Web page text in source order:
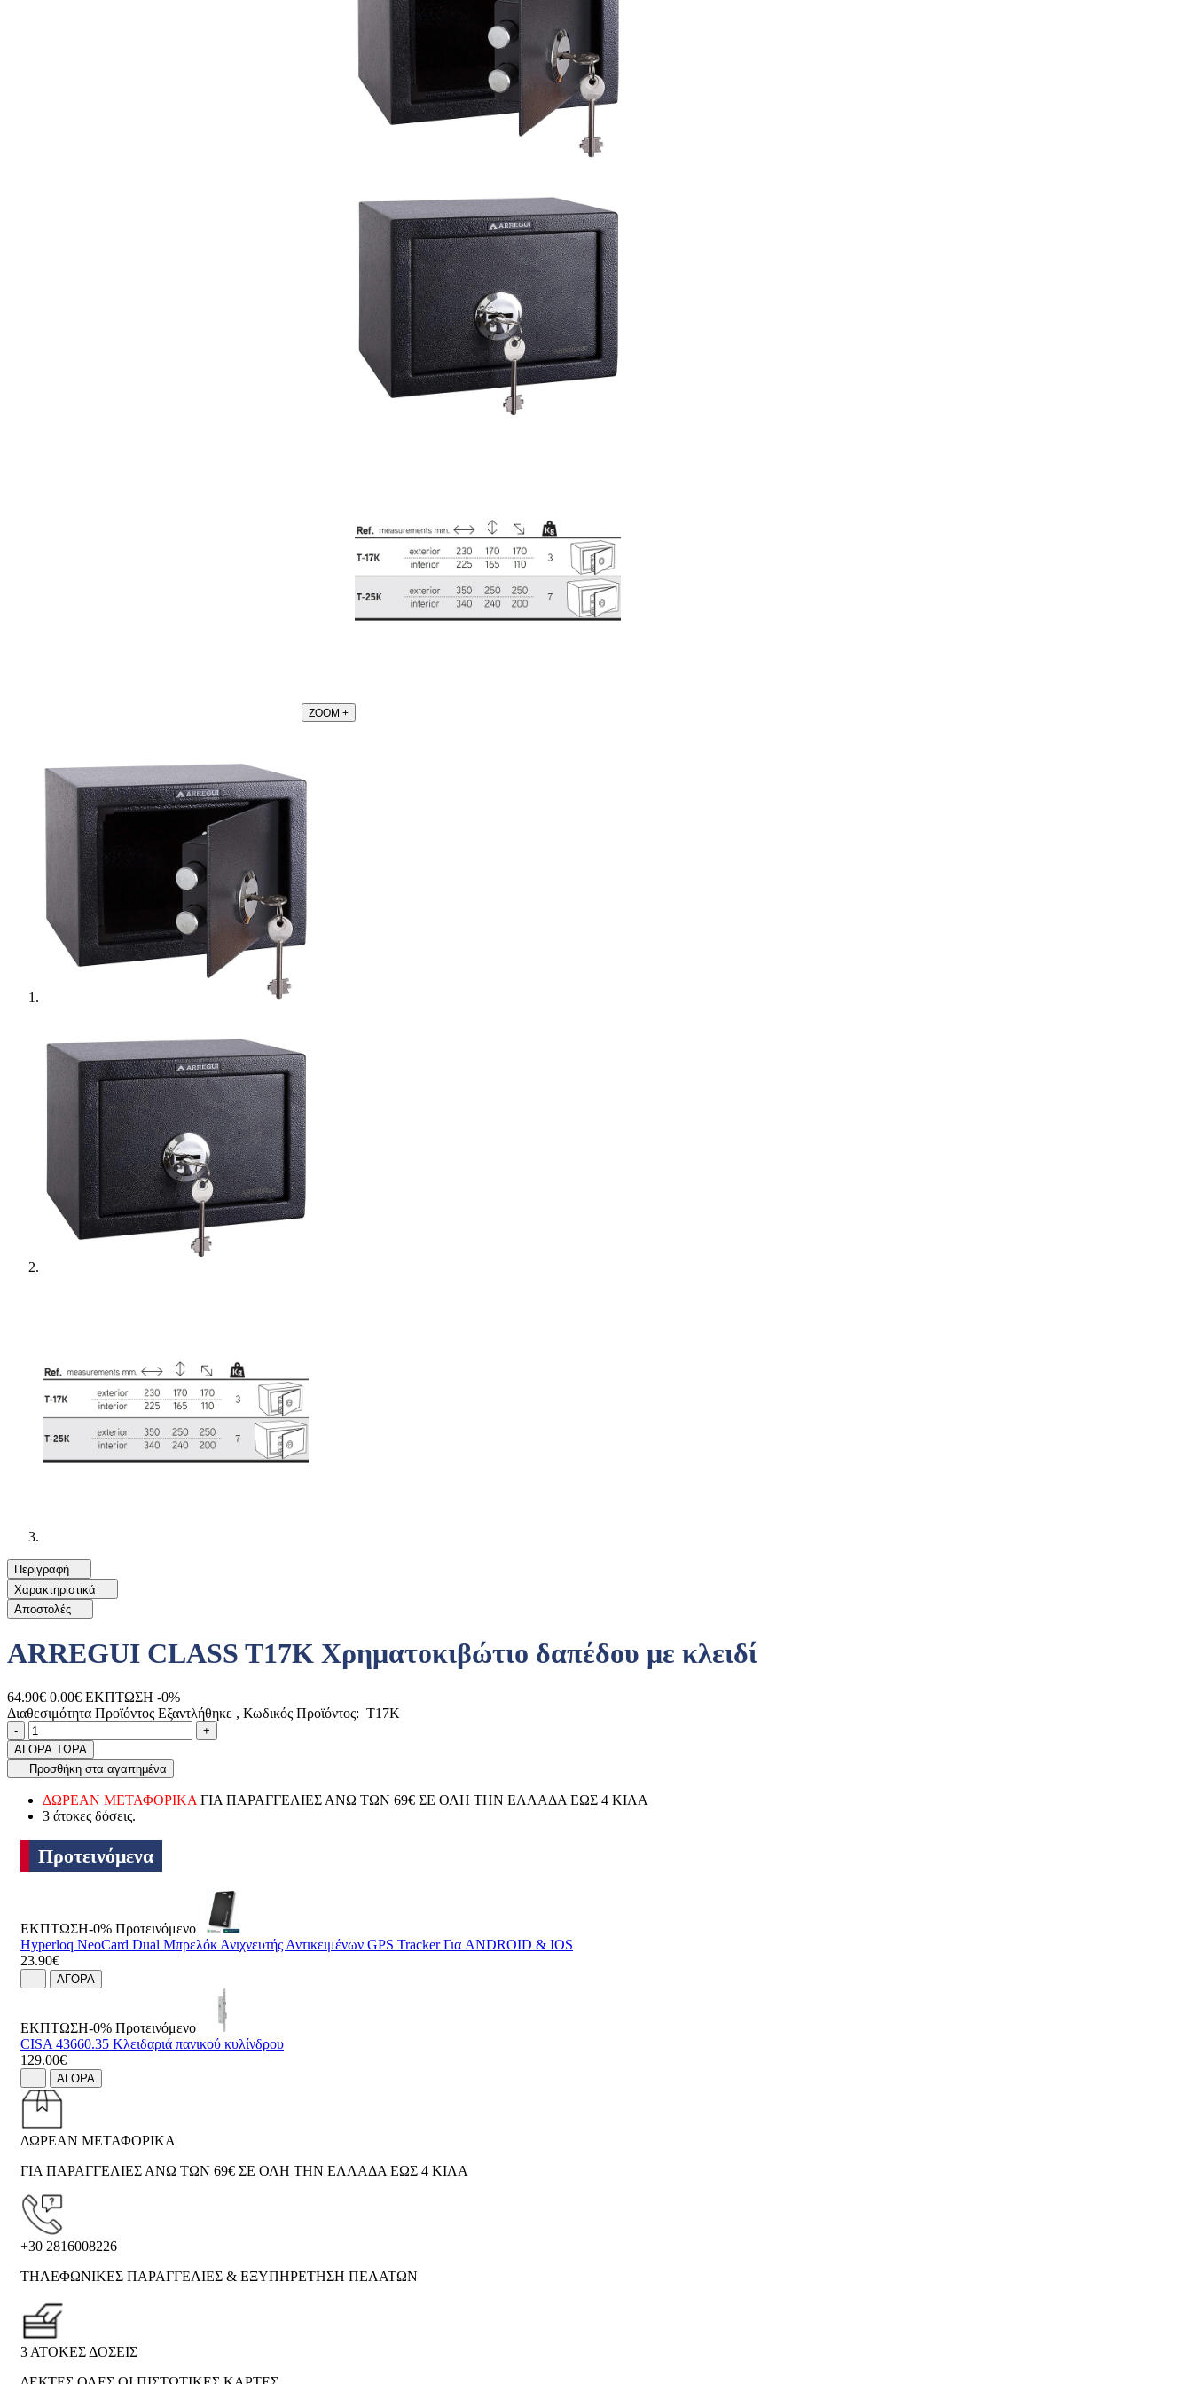
ZOOM +
Περιγραφή
Χαρακτηριστικά
Αποστολές
ARREGUI CLASS T17K Χρηματοκιβώτιο δαπέδου με κλειδί
64.90€ 0.00€ ΕΚΠΤΩΣΗ -0%
Διαθεσιμότητα Προϊόντος Εξαντλήθηκε , Κωδικός Προϊόντος: T17K
Ποσότητα
-product.increase.quantity +
ΑΓΟΡΑ ΤΩΡΑ
Προσθήκη στα αγαπημένα
ΔΩΡΕΑΝ ΜΕΤΑΦΟΡΙΚΑ ΓΙΑ ΠΑΡΑΓΓΕΛΙΕΣ ΑΝΩ ΤΩΝ 69€ ΣΕ ΟΛΗ ΤΗΝ ΕΛΛΑΔΑ ΕΩΣ 4 ΚΙΛΑ
3 άτοκες δόσεις.
Προτεινόμενα
ΕΚΠΤΩΣΗ-0% Προτεινόμενο
Hyperloq NeoCard Dual Μπρελόκ Ανιχνευτής Αντικειμένων GPS Tracker Για ANDROID & IOS
23.90€
ΑΓΟΡΑ
ΕΚΠΤΩΣΗ-0% Προτεινόμενο
CISA 43660.35 Κλειδαριά πανικού κυλίνδρου
129.00€
ΑΓΟΡΑ
ΔΩΡΕΑΝ ΜΕΤΑΦΟΡΙΚΑ
ΓΙΑ ΠΑΡΑΓΓΕΛΙΕΣ ΑΝΩ ΤΩΝ 69€ ΣΕ ΟΛΗ ΤΗΝ ΕΛΛΑΔΑ ΕΩΣ 4 ΚΙΛΑ
+30 2816008226
ΤΗΛΕΦΩΝΙΚΕΣ ΠΑΡΑΓΓΕΛΙΕΣ & ΕΞΥΠΗΡΕΤΗΣΗ ΠΕΛΑΤΩΝ
3 ΑΤΟΚΕΣ ΔΟΣΕΙΣ